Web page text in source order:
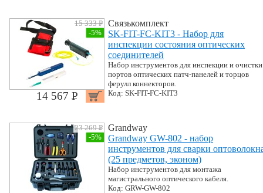
15 333 PУБ.
-5%
14 567 P УБ.
Связькомплект
SK-FIT-FC-KIT3 - Набор для
инспекции состояния оптических
соединителей
Набор инструментов для инспекции и очистки
портов оптических патч-панелей и торцов
ферулл коннекторов.
Код: SK-FIT-FC-KIT3
23 269 PУБ.
-5%
Grandway
Grandway GW-802 - набор
инструментов для сварки
(25 предметов, эконом)
Набор инструментов для монтажа
магистрального оптического кабеля.
Код: GRW-GW-802